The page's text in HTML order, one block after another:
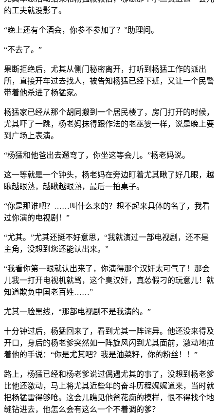
的工夫就没影了。
“晚上还有个酒会，你参不参加了？”助理问。
“不去了。”
果断拒绝后，尤其从侧门秘密离开，打听到杨猛工作的派出
所，直接开车过去找人，被告知杨猛已经下班，又让一个民警
带着他杀进了杨猛家。
杨猛家已经从那个胡同搬到一个居民楼了，房门打开的时候，
尤其吓了一跳，杨老妈抹得跟作法的老巫婆一样，说是晚上要
到广场上表演。
“杨猛和他爸出去遛弯了，你坐这等会儿。”杨老妈说。
这一等就是一个钟头，杨老妈在旁边盯着尤其瞅了好几眼，越
瞅越眼熟，越瞅越眼熟，最后一拍桌子。
“你是那谁吧？……叫什么来的？想不起来具体的名了，我看
过你演的电视剧！”
“尤其。”尤其还挺不好意思，“我就演过一部电视剧，还不是
主角，没想到您还能认出来。”
“我看你第一眼就认出来了，你演得那个汉奸太可气了！那会
儿我一打开电视机就骂，这个臭汉奸，真怂假刁的玩意儿！就
知道欺负中国老百姓……”
尤其一脸黑线，“那部电视剧不是我演的。”
十分钟过后，杨猛回来了，看到尤其一阵诧异。他还没来得及
开口，身后的杨老爹突然如一阵旋风闪到尤其面前，激动地拉
着他的手说：“你是尤其吧？我是油菜籽，你的粉丝！！”
路上，杨猛已经和杨老爹说过偶遇尤其的事了，没想到杨老爹
比他还激动，马上将尤其近些年的奋斗历程娓娓道来，当时就
把杨猛雷得够呛。这会儿瞧见他爸花痴的模样，恨不得找个地
缝钻进去，他怎么会有这么一个不着调的爹？